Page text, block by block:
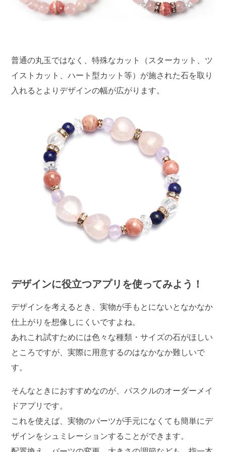
普通の丸玉ではなく、特殊なカット（スターカット、ツ
イストカット、ハート型カット等）が施された石を取り
入れるとよりデザインの幅が広がります。
デザインに役立つアプリを使ってみよう！
デザインを考えるとき、実物が手もとにないとなかなか
仕上がりを想像しにくいですよね。
あれこれ試すためには色々な種類・サイズの石がほしい
ところですが、実際に用意するのはなかなか難しいで
す。
そんなときにおすすめなのが、パスクルのオーダーメイ
ドアプリです。
これを使えば、実物のパーツが手元になくても簡単にデ
ザインをシュミレーションすることができます。